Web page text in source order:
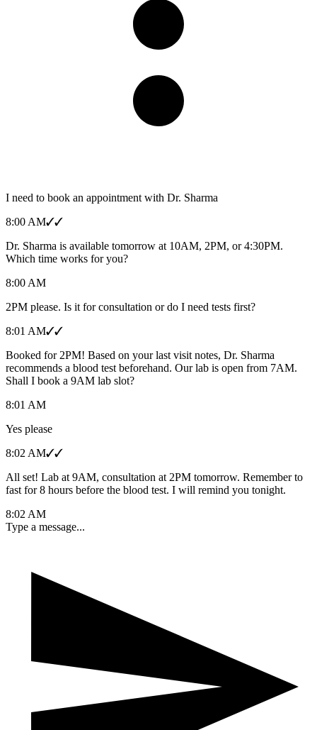
I need to book an appointment with Dr. Sharma
8:00 AM✓✓
Dr. Sharma is available tomorrow at 10AM, 2PM, or 4:30PM.
Which time works for you?
8:00 AM
2PM please. Is it for consultation or do I need tests first?
8:01 AM✓✓
Booked for 2PM! Based on your last visit notes, Dr. Sharma
recommends a blood test beforehand. Our lab is open from 7AM.
Shall I book a 9AM lab slot?
8:01 AM
Yes please
8:02 AM✓✓
All set! Lab at 9AM, consultation at 2PM tomorrow. Remember to
fast for 8 hours before the blood test. I will remind you tonight.
8:02 AM
Type a message...